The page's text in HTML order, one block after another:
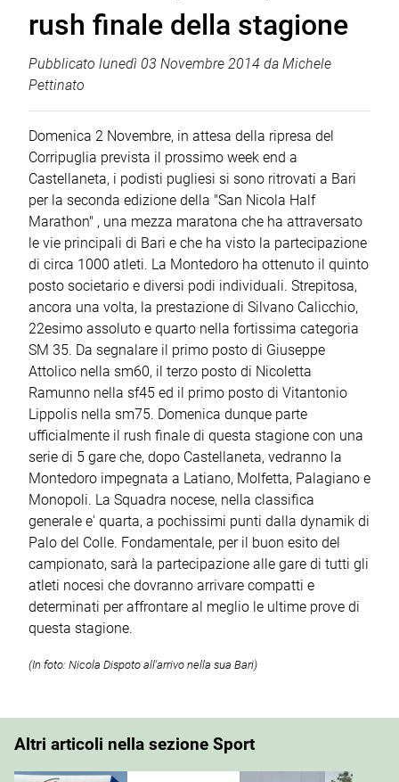
rush finale della stagione
Pubblicato lunedì 03 Novembre 2014 da Michele
Pettinato
Domenica 2 Novembre, in attesa della ripresa del
Corripuglia prevista il prossimo week end a
Castellaneta, i podisti pugliesi si sono ritrovati a Bari
per la seconda edizione della "San Nicola Half
Marathon" , una mezza maratona che ha attraversato
le vie principali di Bari e che ha visto la partecipazione
di circa 1000 atleti. La Montedoro ha ottenuto il quinto
posto societario e diversi podi individuali. Strepitosa,
ancora una volta, la prestazione di Silvano Calicchio,
22esimo assoluto e quarto nella fortissima categoria
SM 35. Da segnalare il primo posto di Giuseppe
Attolico nella sm60, il terzo posto di Nicoletta
Ramunno nella sf45 ed il primo posto di Vitantonio
Lippolis nella sm75. Domenica dunque parte
ufficialmente il rush finale di questa stagione con una
serie di 5 gare che, dopo Castellaneta, vedranno la
Montedoro impegnata a Latiano, Molfetta, Palagiano e
Monopoli. La Squadra nocese, nella classifica
generale e' quarta, a pochissimi punti dalla dynamik di
Palo del Colle. Fondamentale, per il buon esito del
campionato, sarà la partecipazione alle gare di tutti gli
atleti nocesi che dovranno arrivare compatti e
determinati per affrontare al meglio le ultime prove di
questa stagione.
(In foto: Nicola Dispoto all'arrivo nella sua Bari)
Altri articoli nella sezione Sport